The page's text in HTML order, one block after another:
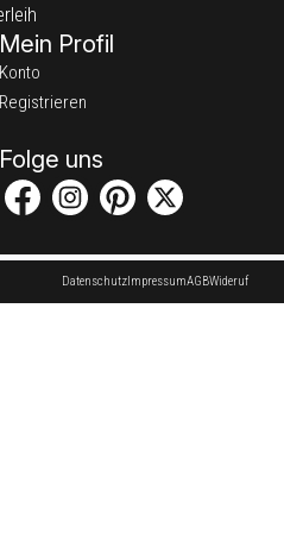
Mein Profil
Konto
Registrieren
Folge uns
DatenschutzImpressumAGBWideruf